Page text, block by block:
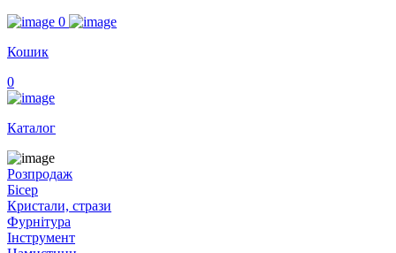
0
Кошик
0
Каталог
Розпродаж
Бісер
Кристали, стрази
Фурнітура
Інструмент